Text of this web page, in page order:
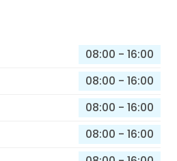
08:00 - 16:00
08:00 - 16:00
08:00 - 16:00
08:00 - 16:00